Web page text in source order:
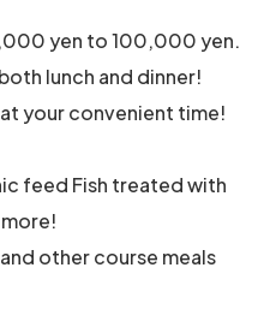
yen to 100,000 yen.
lunch and dinner!
your convenient time!
feed Fish treated with
other course meals